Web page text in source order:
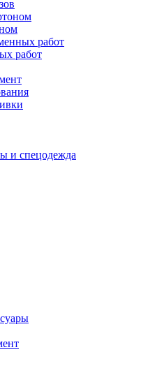
работ
работ
и спецодежда